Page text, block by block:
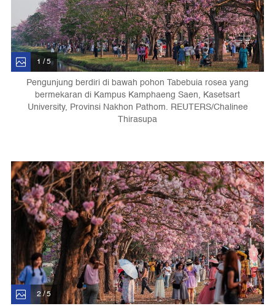
1 / 5
Pengunjung berdiri di bawah pohon Tabebuia rosea yang
bermekaran di Kampus Kamphaeng Saen, Kasetsart
University, Provinsi Nakhon Pathom. REUTERS/Chalinee
Thirasupa
2 / 5